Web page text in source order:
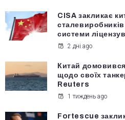
CISA закликає
системи
2 дні ago
Китай
щодо своїх
Reuters
1 тиждень ago
Fortescue